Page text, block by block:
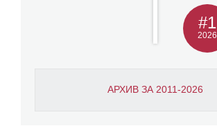
АРХИВ ЗА 2011-2026
#1
2026